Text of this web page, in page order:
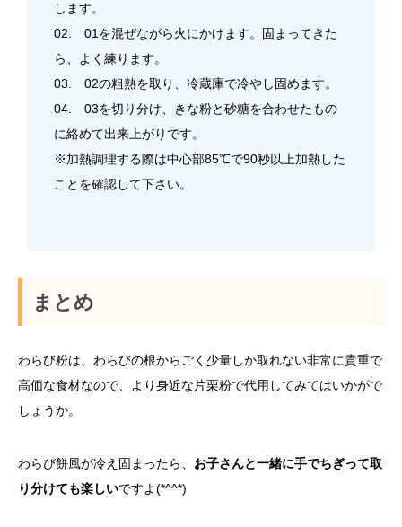
します。
02. 01を混ぜながら火にかけます。固まってきた
ら、よく練ります。
03. 02の粗熱を取り、冷蔵庫で冷やし固めます。
04. 03を切り分け、きな粉と砂糖を合わせたもの
に絡めて出来上がりです。
※加熱調理する際は中心部85℃で90秒以上加熱した
ことを確認して下さい。
まとめ
わらび粉は、わらびの根からごく少量しか取れない非常に貴重で
高価な食材なので、より身近な片栗粉で代用してみてはいかがで
しょうか。
わらび餅風が冷え固まったら、 お子さんと一緒に手でちぎって取
り分けても楽しいですよ(*^^*)